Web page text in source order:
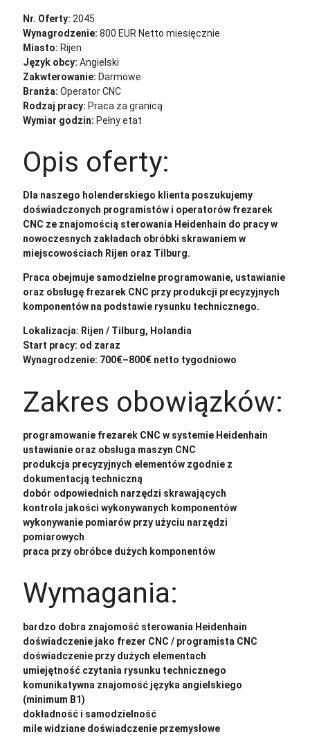
Nr. Oferty: 2045
Wynagrodzenie: 800 EUR Netto miesięcznie
Miasto: Rijen
Język obcy: Angielski
Zakwterowanie: Darmowe
Branża: Operator CNC
Rodzaj pracy: Praca za granicą
Wymiar godzin: Pełny etat
Opis oferty:
Dla naszego holenderskiego klienta poszukujemy
doświadczonych programistów i operatorów frezarek
CNC ze znajomością sterowania Heidenhain do pracy w
nowoczesnych zakładach obróbki skrawaniem w
miejscowościach Rijen oraz Tilburg.
Praca obejmuje samodzielne programowanie, ustawianie
oraz obsługę frezarek CNC przy produkcji precyzyjnych
komponentów na podstawie rysunku technicznego.
Lokalizacja: Rijen / Tilburg, Holandia
Start pracy: od zaraz
Wynagrodzenie: 700€–800€ netto tygodniowo
Zakres obowiązków:
programowanie frezarek CNC w systemie Heidenhain
ustawianie oraz obsługa maszyn CNC
produkcja precyzyjnych elementów zgodnie z
dokumentacją techniczną
dobór odpowiednich narzędzi skrawających
kontrola jakości wykonywanych komponentów
wykonywanie pomiarów przy użyciu narzędzi
pomiarowych
praca przy obróbce dużych komponentów
Wymagania:
bardzo dobra znajomość sterowania Heidenhain
doświadczenie jako frezer CNC / programista CNC
doświadczenie przy dużych elementach
umiejętność czytania rysunku technicznego
komunikatywna znajomość języka angielskiego
(minimum B1)
dokładność i samodzielność
mile widziane doświadczenie przemysłowe